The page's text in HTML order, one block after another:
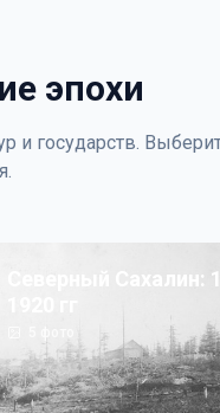
эпохи
и государств.
Северный Сахалин: